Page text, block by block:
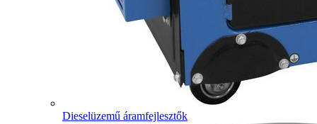
Dieselüzemű áramfejlesztők